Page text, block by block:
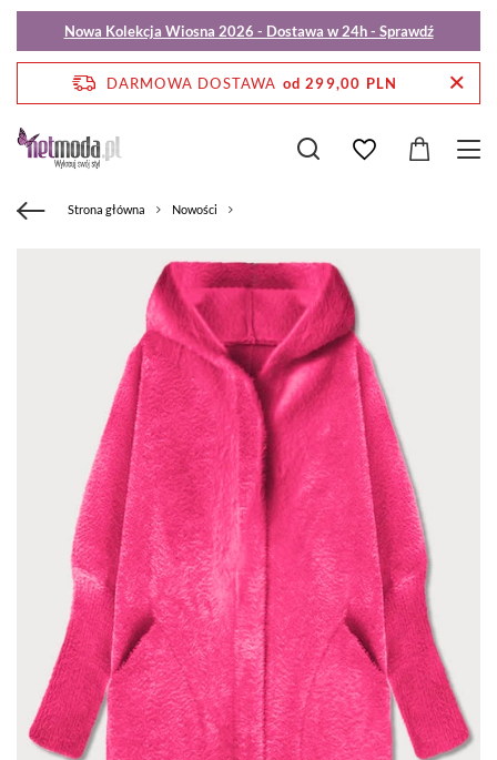
Nowa Kolekcja Wiosna 2026 - Dostawa w 24h - Sprawdź
DARMOWA DOSTAWA od 299,00 PLN
Strona główna Nowości